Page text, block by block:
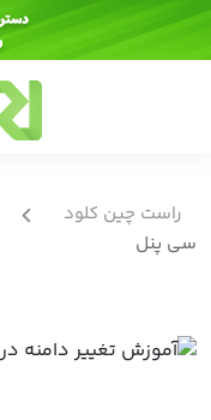
راست چین کلود
سی پنل